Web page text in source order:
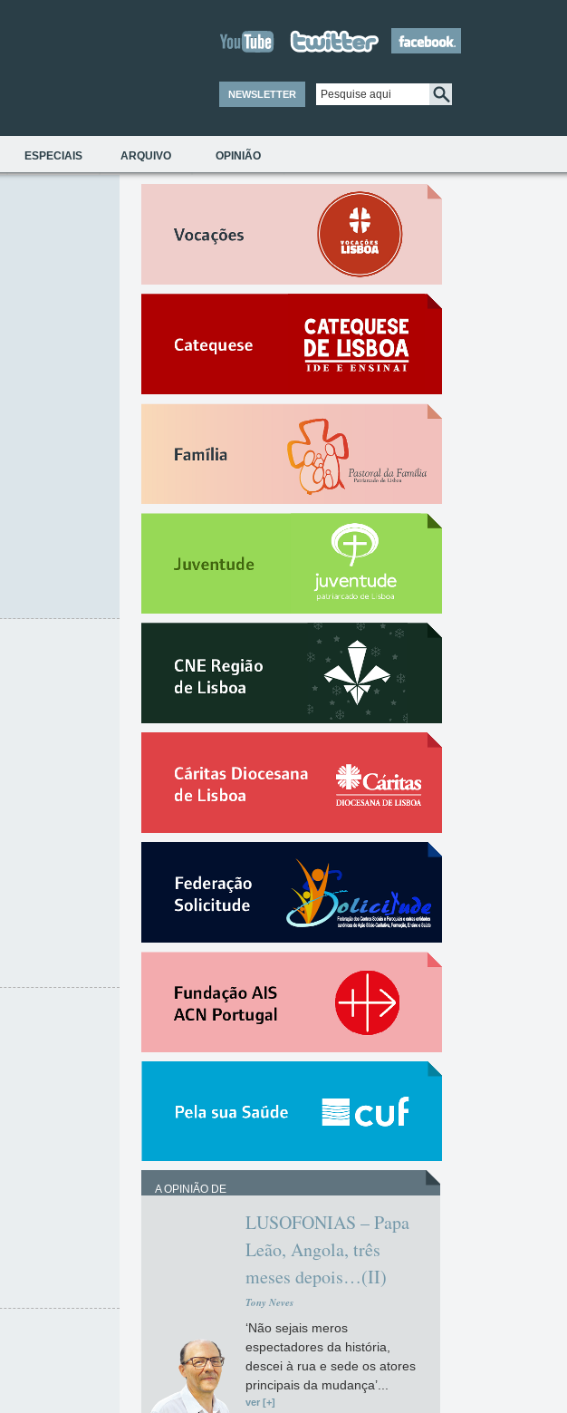
NEWSLETTER
ESPECIAIS ARQUIVO OPINIÃO
A OPINIÃO DE
LUSOFONIAS – Papa
Leão, Angola, três
meses depois…(II)
Tony Neves
‘Não sejais meros
espectadores da história,
descei à rua e sede os atores
principais da mudança’...
ver [+]